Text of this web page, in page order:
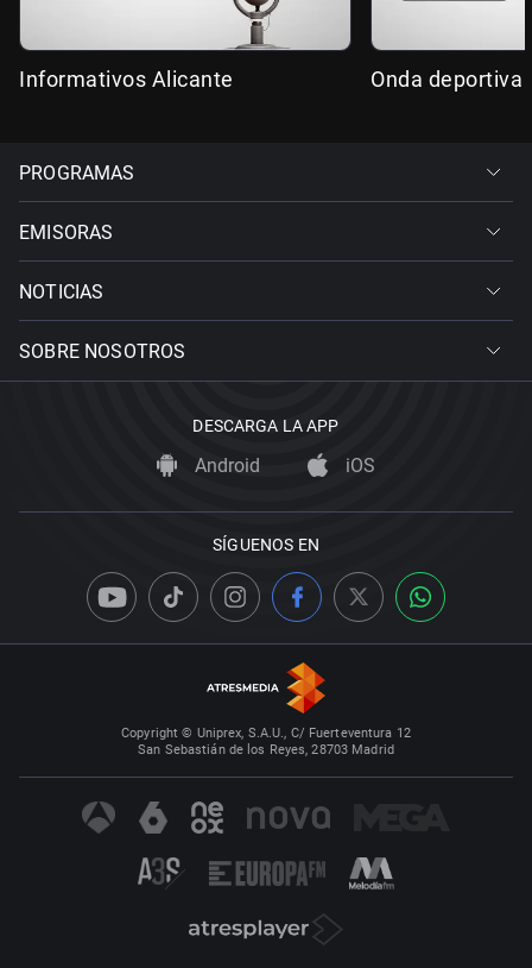
Informativos Alicante Onda deportiva
PROGRAMAS
EMISORAS
NOTICIAS
SOBRE NOSOTROS
DESCARGA LA APP
Android iOS
SÍGUENOS EN
Copyright © Uniprex, S.A.U., C/ Fuerteventura 12
San Sebastián de los Reyes, 28703 Madrid